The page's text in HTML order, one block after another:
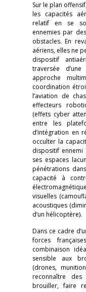
Sur le plan
les capacités
relatif en se
ennemies par
obstacles. En
aériens, elles ne
dispositif
traversée
approche
coordination
l’aviation de
effecteurs
(effets cyber
entre les
d’intégration en
occulter la
dispositif
ses espaces
pénétrations
capacité à
visuelles
acoustiques
d’un hélicoptère).
Dans ce cadre
forces
combinaison
sensible aux
(drones,
reconnaître
brouiller, faire